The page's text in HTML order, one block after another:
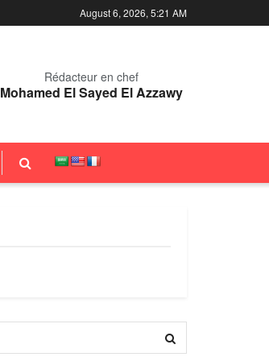
August 6, 2026, 5:21 AM
Rédacteur en chef
Mohamed El Sayed El Azzawy